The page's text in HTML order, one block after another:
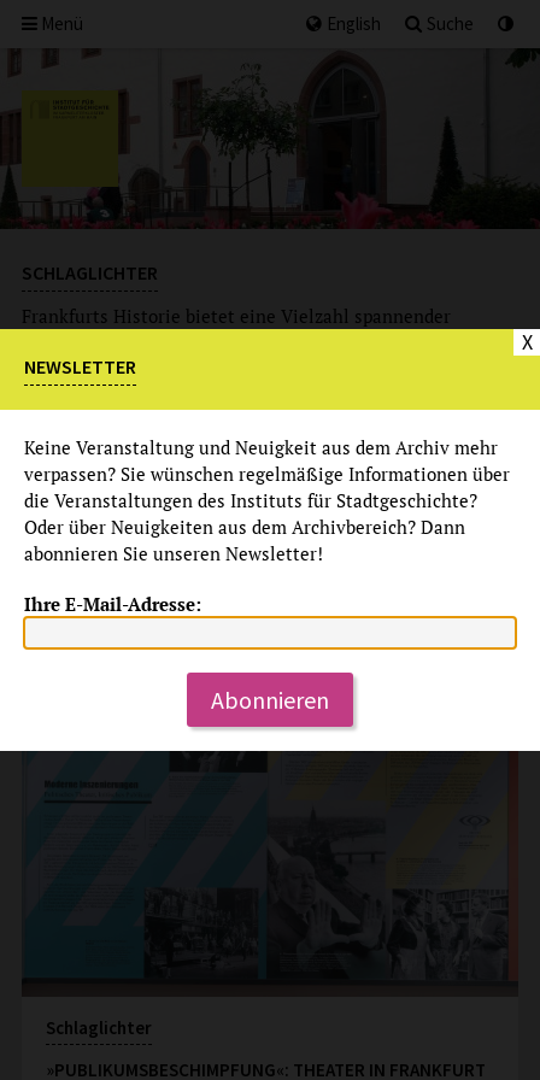
Menü English Suche
SCHLAGLICHTER
Frankfurts Historie bietet eine Vielzahl spannender
Entwicklungen. Hier erfahren Sie mehr zu einzelnen
Themen. Ein inhaltlicher Schwerpunkt liegt dabei auf den
1960er Jahren als Erweiterung zur 2020/21 zu sehenden
Ausstellung » Bewegte Zeiten«.
Bewegte Zeiten
Schlaglichter
»PUBLIKUMSBESCHIMPFUNG«: THEATER IN FRANKFURT
X
NEWSLETTER
Keine Veranstaltung und Neuigkeit aus dem Archiv mehr
verpassen? Sie wünschen regelmäßige Informationen über
die Veranstaltungen des Instituts für Stadtgeschichte?
Oder über Neuigkeiten aus dem Archivbereich? Dann
abonnieren Sie unseren Newsletter!
Ihre E-Mail-Adresse:
Abonnieren